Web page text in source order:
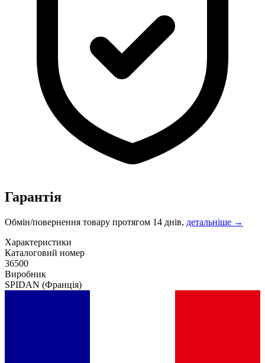
Гарантія
Обмін/повернення товару протягом 14 днів, детальніше →
Характеристики
Каталоговий номер
36500
Виробник
SPIDAN (Франція)